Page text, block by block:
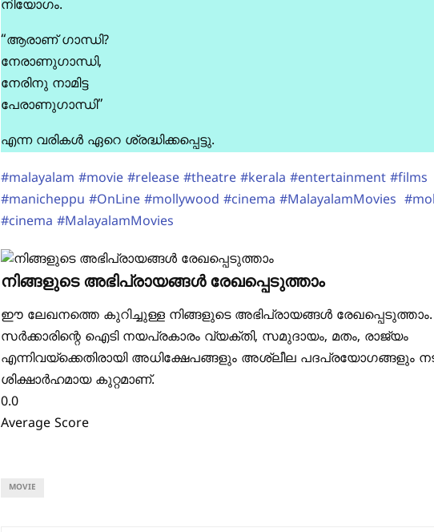
നിയോഗം.
“ആരാണ് ഗാന്ധി?
നേരാണുഗാന്ധി,
നേരിനു നാമിട്ട
പേരാണുഗാന്ധി”
എന്ന വരികൾ ഏറെ ശ്രദ്ധിക്കപ്പെട്ടു.
#malayalam #movie #release #theatre #kerala #entertainment #films
#manicheppu #OnLine #mollywood #cinema #MalayalamMovies
#cinema #MalayalamMovies
നിങ്ങളുടെ അഭിപ്രായങ്ങൾ രേഖപ്പെടുത്താം
ഈ ലേഖനത്തെ കുറിച്ചുള്ള നിങ്ങളുടെ അഭിപ്രായങ്ങൾ രേഖപ്പെടുത്താം.
സർക്കാരിന്റെ ഐടി നയപ്രകാരം വ്യക്തി, സമുദായം, മതം, രാജ്യം
എന്നിവയ്ക്കെതിരായി അധിക്ഷേപങ്ങളും അശ്ലീല പദപ്രയോഗങ്ങളും
ശിക്ഷാർഹമായ കുറ്റമാണ്.
0.0
Average Score
MOVIE